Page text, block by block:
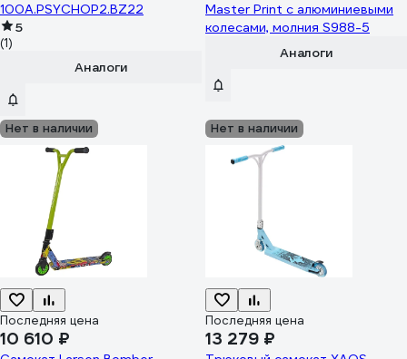
100A.PSYCHOP2.BZ22
5
(1)
Аналоги
Master Print с алюминиевыми
колесами, молния S988-5
Аналоги
Нет в наличии
Последняя цена
10 610 ₽
Нет в наличии
Последняя цена
13 279 ₽